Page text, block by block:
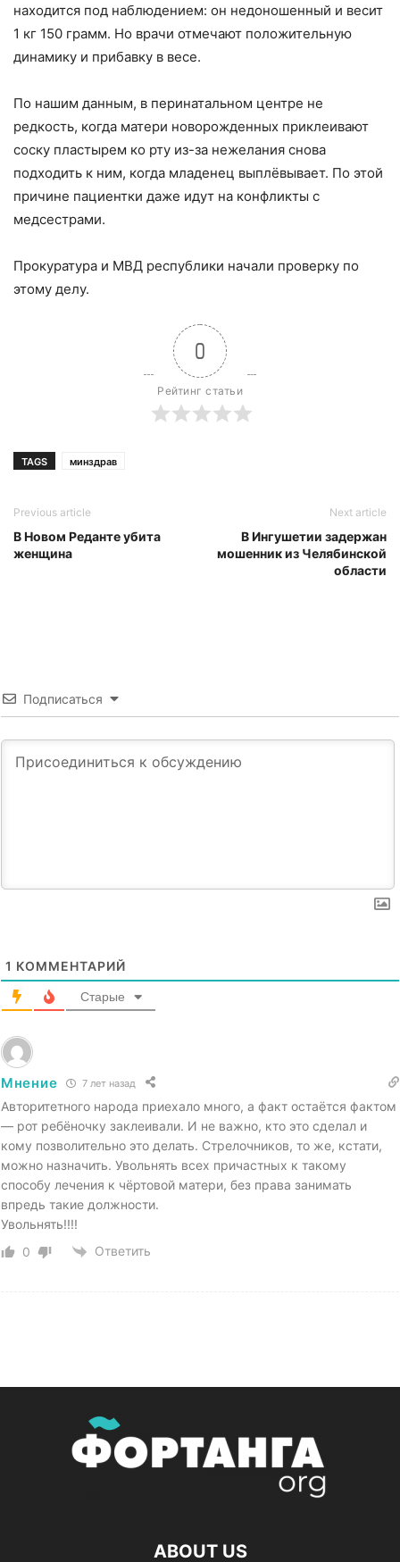
находится под наблюдением: он недоношенный и весит
1 кг 150 грамм. Но врачи отмечают положительную
динамику и прибавку в весе.
По нашим данным, в перинатальном центре не
редкость, когда матери новорожденных приклеивают
соску пластырем ко рту из-за нежелания снова
подходить к ним, когда младенец выплёвывает. По этой
причине пациентки даже идут на конфликты с
медсестрами.
Прокуратура и МВД республики начали проверку по
этому делу.
0
Рейтинг статьи
TAGS минздрав
Previous article
В Новом Реданте убита
женщина
Next article
В Ингушетии задержан
мошенник из Челябинской
области
Подписаться
1 КОММЕНТАРИЙ
Старые
Мнение 7 лет назад
Авторитетного народа приехало много, а факт остаётся фактом
— рот ребёночку заклеивали. И не важно, кто это сделал и
кому позволительно это делать. Стрелочников, то же, кстати,
можно назначить. Увольнять всех причастных к такому
способу лечения к чёртовой матери, без права занимать
впредь такие должности.
Увольнять!!!!
0
Ответить
ABOUT US